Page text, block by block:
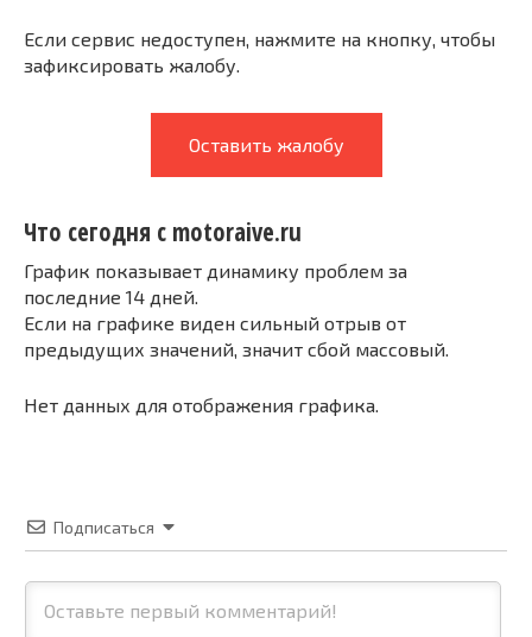
Если сервис недоступен, нажмите на кнопку, чтобы
зафиксировать жалобу.
Оставить жалобу
Что сегодня с motoraive.ru
График показывает динамику проблем за
последние 14 дней.
Если на графике виден сильный отрыв от
предыдущих значений, значит сбой массовый.
Нет данных для отображения графика.
Подписаться